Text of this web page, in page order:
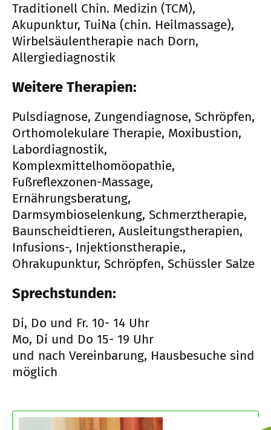
Traditionell Chin. Medizin (TCM),
Akupunktur, TuiNa (chin. Heilmassage),
Wirbelsäulentherapie nach Dorn,
Allergiediagnostik
Weitere Therapien:
Pulsdiagnose, Zungendiagnose, Schröpfen,
Orthomolekulare Therapie, Moxibustion,
Labordiagnostik,
Komplexmittelhomöopathie,
Fußreflexzonen-Massage,
Ernährungsberatung,
Darmsymbioselenkung, Schmerztherapie,
Baunscheidtieren, Ausleitungstherapien,
Infusions-, Injektionstherapie.,
Ohrakupunktur, Schröpfen, Schüssler Salze
Sprechstunden:
Di, Do und Fr. 10- 14 Uhr
Mo, Di und Do 15- 19 Uhr
und nach Vereinbarung, Hausbesuche sind
möglich